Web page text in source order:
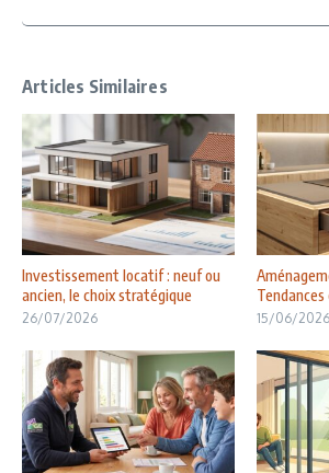
Articles Similaires
Investissement locatif : neuf ou
ancien, le choix stratégique
26/07/2026 15/06/2026